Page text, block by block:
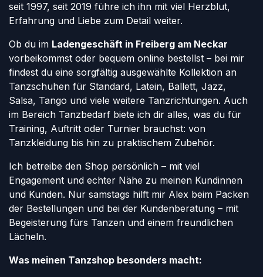
seit 1997, seit 2019 führe ich ihn mit viel Herzblut,
Erfahrung und Liebe zum Detail weiter.
Ob du im Ladengeschäft in Freiberg am Neckar
vorbeikommst oder bequem online bestellst – bei mir
findest du eine sorgfältig ausgewählte Kollektion an
Tanzschuhen für Standard, Latein, Ballett, Jazz,
Salsa, Tango und viele weitere Tanzrichtungen. Auch
im Bereich Tanzbedarf biete ich dir alles, was du für
Training, Auftritt oder Turnier brauchst: von
Tanzkleidung bis hin zu praktischem Zubehör.
Ich betreibe den Shop persönlich – mit viel
Engagement und echter Nähe zu meinen Kundinnen
und Kunden. Nur samstags hilft mir Alex beim Packen
der Bestellungen und bei der Kundenberatung – mit
Begeisterung fürs Tanzen und einem freundlichen
Lächeln.
Was meinen Tanzshop besonders macht: